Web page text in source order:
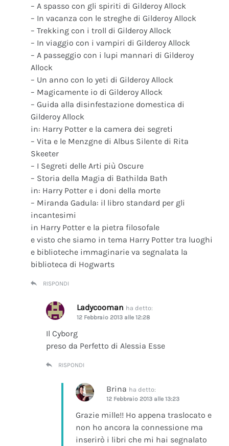
– A spasso con gli spiriti di Gilderoy Allock
– In vacanza con le streghe di Gilderoy Allock
– Trekking con i troll di Gilderoy Allock
– In viaggio con i vampiri di Gilderoy Allock
– A passeggio con i lupi mannari di Gilderoy
Allock
– Un anno con lo yeti di Gilderoy Allock
– Magicamente io di Gilderoy Allock
– Guida alla disinfestazione domestica di
Gilderoy Allock
in: Harry Potter e la camera dei segreti
– Vita e le Menzgne di Albus Silente di Rita
Skeeter
– I Segreti delle Arti più Oscure
– Storia della Magia di Bathilda Bath
in: Harry Potter e i doni della morte
– Miranda Gadula: il libro standard per gli
incantesimi
in Harry Potter e la pietra filosofale
e visto che siamo in tema Harry Potter tra luoghi
e biblioteche immaginarie va segnalata la
biblioteca di Hogwarts
RISPONDI
Ladycooman ha detto:
12 Febbraio 2013 alle 12:28
Il Cyborg
preso da Perfetto di Alessia Esse
RISPONDI
Brina ha detto:
12 Febbraio 2013 alle 13:23
Grazie mille!! Ho appena traslocato e
non ho ancora la connessione ma
inserirò i libri che mi hai segnalato